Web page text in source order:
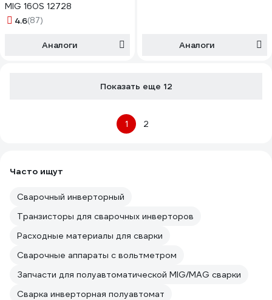
MIG 160S 12728
4.6(87)
Аналоги Аналоги
Показать еще 12
1 2
Часто ищут
Сварочный инверторный
Транзисторы для сварочных инверторов
Расходные материалы для сварки
Сварочные аппараты с вольтметром
Запчасти для полуавтоматической MIG/MAG сварки
Сварка инверторная полуавтомат